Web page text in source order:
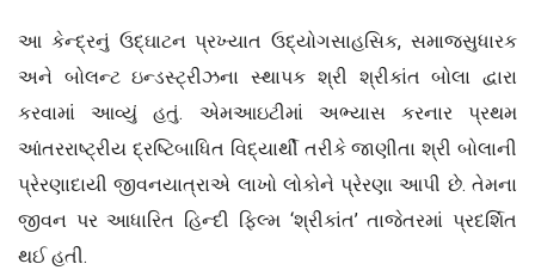
આ કેન્દ્રનું ઉદ્ઘાટન પ્રખ્યાત ઉદ્યોગસાહસિક, સમાજસુધારક
અને બોલન્ટ ઇન્ડસ્ટ્રીઝના સ્થાપક શ્રી શ્રીકાંત બોલા દ્વારા
કરવામાં આવ્યું હતું. એમઆઇટીમાં અભ્યાસ કરનાર પ્રથમ
આંતરરાષ્ટ્રીય દ્રષ્ટિબાધિત વિદ્યાર્થી તરીકે જાણીતા શ્રી બોલાની
પ્રેરણાદાયી જીવનયાત્રાએ લાખો લોકોને પ્રેરણા આપી છે. તેમના
જીવન પર આધારિત હિન્દી ફિલ્મ ‘શ્રીકાંત’ તાજેતરમાં પ્રદર્શિત
થઈ હતી.